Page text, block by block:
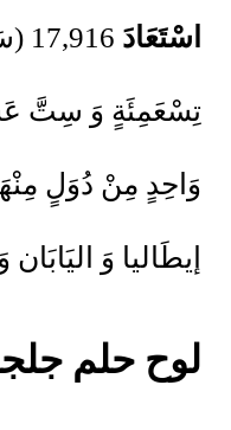
اسْتَعَادَ
تِسْعَمِئَةٍ وَ سِتَّ
وَاحِدٍ مِنْ دُوَلٍ
إيطَاليا وَ
لوح حلم